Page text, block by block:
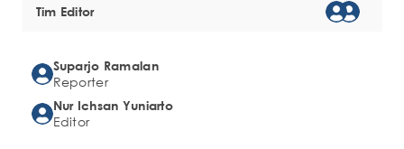
Tim Editor
Suparjo Ramalan
Reporter
Nur Ichsan Yuniarto
Editor